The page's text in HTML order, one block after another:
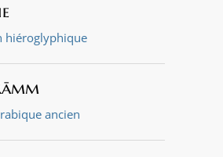
hiéroglyphique
ancien